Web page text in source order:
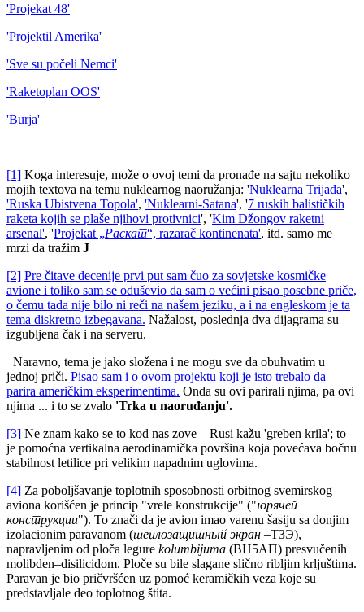
'Projekat 48'
'Projektil Amerika'
'Sve su počeli Nemci'
'Raketoplan OOS'
'Burja'
[1] Koga interesuje, može o ovoj temi da pronađe na sajtu nekoliko
mojih textova na temu nuklearnog naoružanja: 'Nuklearna Trijada',
'Ruska Ubistvena Topola', 'Nuklearni-Satana', '7 ruskih balističkih
raketa kojih se plaše njihovi protivnici', 'Kim Džongov raketni
arsenal', 'Projekat „Раскат“, razarač kontinenata', itd. samo me
mrzi da tražim J
[2] Pre čitave decenije prvi put sam čuo za sovjetske kosmičke
avione i toliko sam se oduševio da sam o većini pisao posebne priče,
o čemu tada nije bilo ni reči na našem jeziku, a i na engleskom je ta
tema diskretno izbegavana. Nažalost, poslednja dva dijagrama su
izgubljena čak i na serveru.
Naravno, tema je jako složena i ne mogu sve da obuhvatim u
jednoj priči. Pisao sam i o ovom projektu koji je isto trebalo da
parira američkim eksperimentima. Onda su ovi parirali njima, pa ovi
njima ... i to se zvalo 'Trka u naoruđanju'.
[3] Ne znam kako se to kod nas zove – Rusi kažu 'greben krila'; to
je pomoćna vertikalna aerodinamička površina koja povećava bočnu
stabilnost letilice pri velikim napadnim uglovima.
[4] Za poboljšavanje toplotnih sposobnosti orbitnog svemirskog
aviona korišćen je princip "vrele konstrukcije" ("горячей
конструкции"). To znači da je avion imao varenu šasiju sa donjim
izolacionim paravanom (теплозащитный экран –ТЗЭ),
napravljenim od ploča legure kolumbijuma (ВН5АП) presvučenih
molibden–disilicidom. Ploče su bile slagane slično ribljim krljuštima.
Paravan je bio pričvršćen uz pomoć keramičkih veza koje su
predstavljale deo toplotnog štita.